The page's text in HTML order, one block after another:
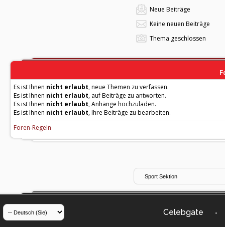
Neue Beiträge
Keine neuen Beiträge
Thema geschlossen
Es ist Ihnen nicht erlaubt, neue Themen zu verfassen.
Es ist Ihnen nicht erlaubt, auf Beiträge zu antworten.
Es ist Ihnen nicht erlaubt, Anhänge hochzuladen.
Es ist Ihnen nicht erlaubt, Ihre Beiträge zu bearbeiten.
Foren-Regeln
Celebgate -